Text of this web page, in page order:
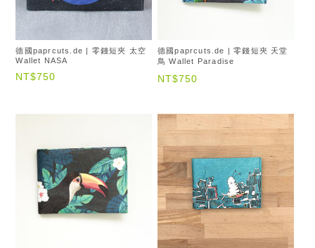
德國paprcuts.de | 零錢短夾 太空
Wallet NASA
NT$750
德國paprcuts.de | 零錢短夾 天堂
鳥 Wallet Paradise
NT$750